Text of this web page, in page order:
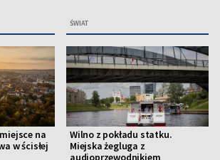
ŚWIAT
na
w ścisłej
Wilno z pokładu statku.
Miejska żegluga z
audioprzewodnikiem